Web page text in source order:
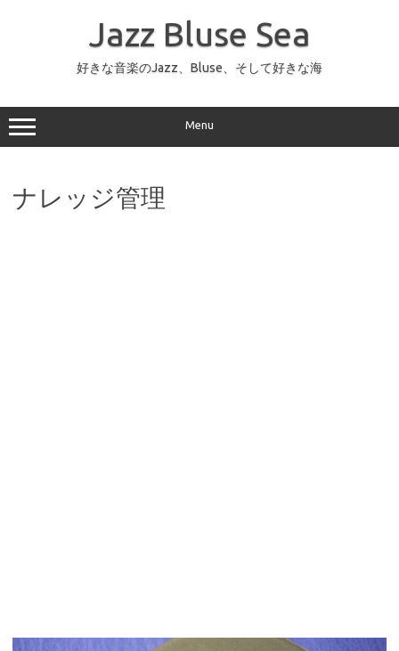
ッ
プ
Jazz Bluse Sea
好きな音楽のJazz、Bluse、そして好きな海
Menu
ナレッジ管理